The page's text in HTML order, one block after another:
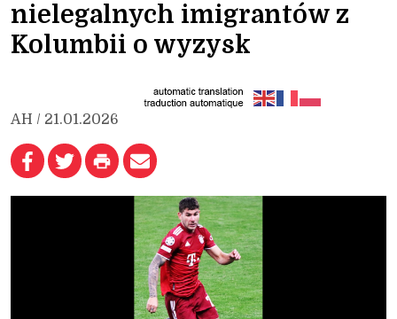
nielegalnych imigrantów z
Kolumbii o wyzysk
AH / 21.01.2026